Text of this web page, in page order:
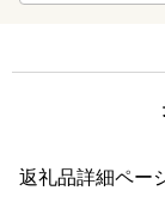
返礼品詳細ペー